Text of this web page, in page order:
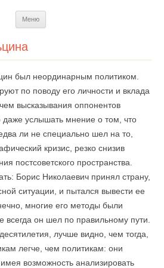
Меню
был неординарным политиком.
по поводу его личности и вклада
высказывания оппонентов
услышать мнение о том, что
ли не специально шел на то,
кризис, резко снизив
постсоветского пространства.
Борис Николаевич принял страну,
ситуации, и пытался вывести ее
многие его методы были
он шел по правильному пути.
лучше видно, чем тогда,
легче, чем политикам: они
возможность анализировать